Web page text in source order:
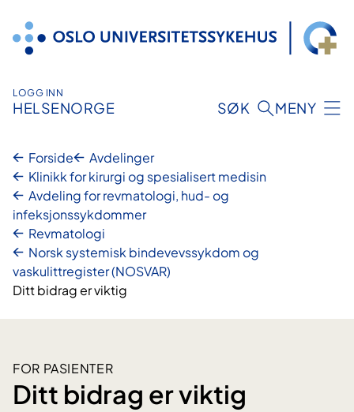
innhold
LOGG INN
HELSENORGE SØK MENY
Forside
Avdelinger
Klinikk for kirurgi og spesialisert medisin
Avdeling for revmatologi, hud- og
infeksjonssykdommer
Revmatologi
Norsk systemisk bindevevssykdom og
vaskulittregister (NOSVAR)
Ditt bidrag er viktig
FOR PASIENTER
Ditt bidrag er viktig